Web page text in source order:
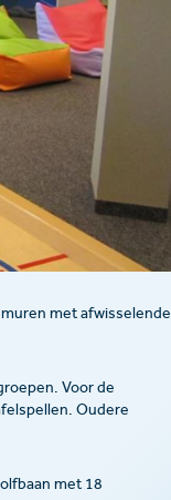
met afwisselende
Voor de
Oudere
met 18